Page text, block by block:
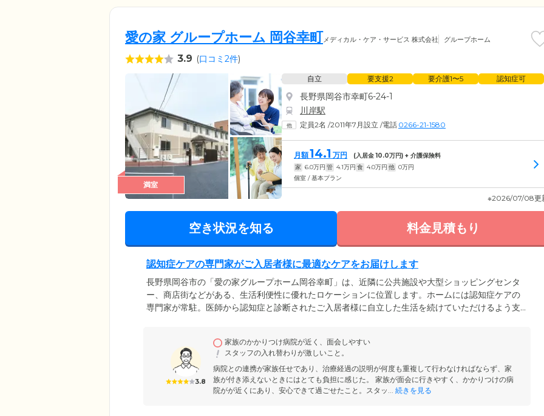
愛の家 グループホーム 岡谷幸町 メディカル・ケア・サービス 株式会社 グループホーム
3.9 (口コミ2件)
満室
自立 要支援2 要介護1〜5 認知症可
長野県岡谷市幸町6-24-1
川岸駅
定員2名 /2011年7月設立 /電話 0266-21-1580
月額14.1 万円 (入居金10.0万円) + 介護保険料
家 6.0万円 管 4.1万円 食 4.0万円 他 0万円
個室 / 基本プラン
※2026/07/08更
空き状況を知る 料金見積もり
認知症ケアの専門家がご入居者様に最適なケアをお届けします
長野県岡谷市の「愛の家グループホーム岡谷幸町」は、近隣に公共施設や大型ショッピングセンタ
ー、商店街などがある、生活利便性に優れたロケーションに位置します。ホームには認知症ケアの
専門家が常駐。医師から認知症と診断されたご入居者様に自立した生活を続けていただけるよう支
とりに合わせた最適なケアをお届けできるようにスキルの向上に努めています。さらに、認知症に
関するさまざまなご相談を承っています。
3.8
家族のかかりつけ病院が近く、面会しやすい
スタッフの入れ替わりが激しいこと。
病院との連携が家族任せであり、治療経過の説明が何度も重複して行わなければならず、家
族が付き添えないときにはとても負担に感じた。 家族が面会に行きやすく、かかりつけの病
院がが近くにあり、安心できて過ごせたこと。スタッ... 続きを見る